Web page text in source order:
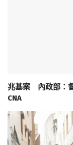
兆基案 內政部：
CNA